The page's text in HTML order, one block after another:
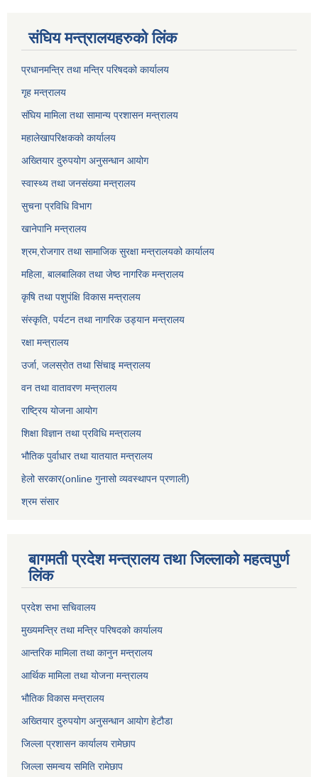
संघिय मन्त्र‍ालयहरुको लिंक
प्रधानमन्त्रि तथा मन्त्रि परिषदको कार्यालय
गृह मन्त्रालय
संघिय मामिला तथा सामान्य प्रशासन मन्त्रालय
महालेखापरिक्षकको कार्यालय
अख्तियार दुरुपयोग अनुसन्धान आयोग
स्वास्थ्य तथा जनसंख्या मन्त्रालय
सुचना प्रविधि विभाग
खानेपानि मन्त्रालय
श्रम,रोजगार तथा सामाजिक सुरक्षा मन्त्रालयको कार्यालय
महिला, बालबालिका तथा जेष्ठ नागरिक मन्त्रालय
कृषि तथा पशुपंक्षि विकास मन्त्रालय
संस्कृति, पर्यटन तथा नागरिक उड्‍यान मन्त्रालय
रक्षा मन्त्रालय
उर्जा, जलस्रोत तथा सिंचाइ मन्त्रालय
वन तथा वातावरण मन्त्रालय
राष्ट्रिय योजना आयोग
शिक्षा विज्ञान तथा प्रविधि मन्त्रालय
भौतिक पुर्वाधार तथा यातयात मन्त्रालय
हेलो सरकार(online गुनासो व्यवस्थापन प्रणाली)
श्रम संसार
बागमती प्रदेश मन्त्रालय तथा जिल्लाको महत्वपुर्ण
लिंक
प्रदेश सभा सचिवालय
मुख्यमन्त्रि तथा मन्त्रि परिषदको कार्यालय
आन्तरिक मामिला तथा कानुन मन्त्रालय
आर्थिक मामिला तथा योजना मन्त्रालय
भौतिक विकास मन्त्रालय
अख्तियार दुरुपयोग अनुसन्धान आयोग हेटौडा
जिल्ला प्रशासन कार्यालय रामेछाप
जिल्ला समन्वय समिति रामेछाप